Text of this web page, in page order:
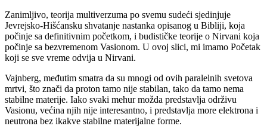
Zanimljivo, teorija multiverzuma po svemu sudeći sjedinjuje
Jevrejsko-Hišćansku shvatanje nastanka opisanog u Bibliji, koja
počinje sa definitivnim početkom, i budističke teorije o Nirvani koja
počinje sa bezvremenom Vasionom. U ovoj slici, mi imamo Početak
koji se sve vreme odvija u Nirvani.
Vajnberg, međutim smatra da su mnogi od ovih paralelnih svetova
mrtvi, što znači da proton tamo nije stabilan, tako da tamo nema
stabilne materije. Iako svaki mehur možda predstavlja održivu
Vasionu, većina njih nije interesantno, i predstavlja more elektrona i
neutrona bez ikakve stabilne materijalne forme.